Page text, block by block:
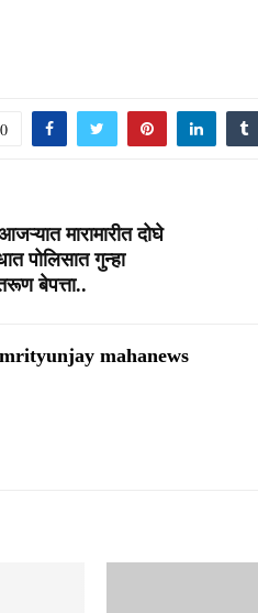
0
मारामारीत दोघे
पोलिसात गुन्हा
बेपत्ता..
mrityunjay mahanews